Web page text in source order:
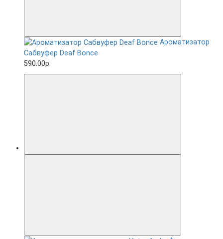
Ароматизатор
Сабвуфер Deaf Bonce
590.00р.